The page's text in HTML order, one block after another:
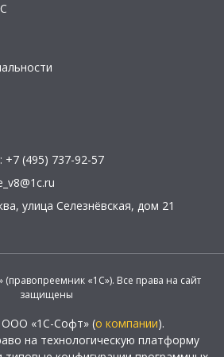
+7 (495) 737-92-57
, улица Селезнёвская, дом 21
«1С»). Все права на сайт
защищены
ООО «1С-Софт» (о компании).
на технологическую платформу